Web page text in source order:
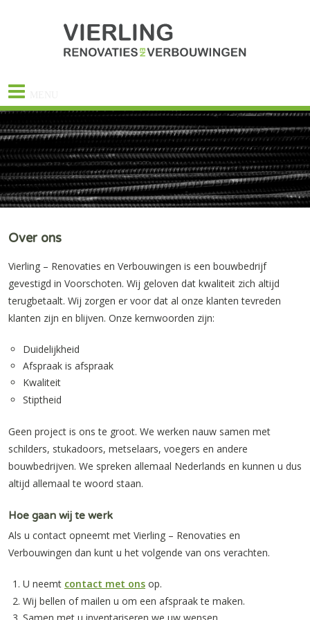
Over ons
Vierling – Renovaties en Verbouwingen is een bouwbedrijf
gevestigd in Voorschoten. Wij geloven dat kwaliteit zich altijd
terugbetaalt. Wij zorgen er voor dat al onze klanten tevreden
klanten zijn en blijven. Onze kernwoorden zijn:
Duidelijkheid
Afspraak is afspraak
Kwaliteit
Stiptheid
Geen project is ons te groot. We werken nauw samen met
schilders, stukadoors, metselaars, voegers en andere
bouwbedrijven. We spreken allemaal Nederlands en kunnen u dus
altijd allemaal te woord staan.
Hoe gaan wij te werk
Als u contact opneemt met Vierling – Renovaties en
Verbouwingen dan kunt u het volgende van ons verachten.
U neemt contact met ons op.
Wij bellen of mailen u om een afspraak te maken.